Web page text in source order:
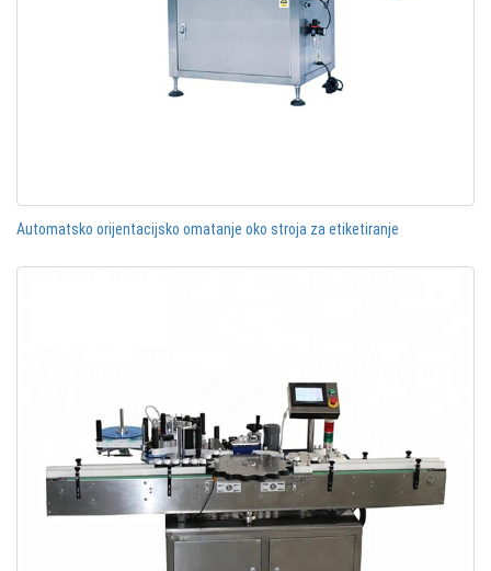
Automatsko orijentacijsko omatanje oko stroja za etiketiranje